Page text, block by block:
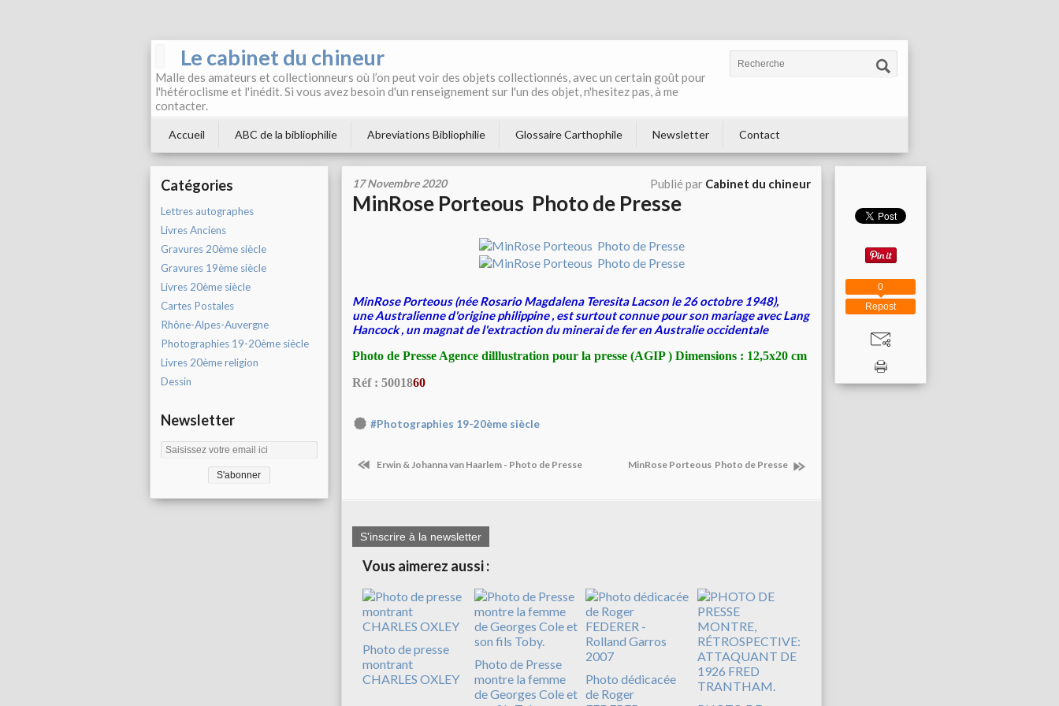
Le cabinet du chineur
Malle des amateurs et collectionneurs où l’on peut voir des objets collectionnés, avec un certain goût pour
l'hétéroclisme et l'inédit. Si vous avez besoin d'un renseignement sur l'un des objet, n'hesitez pas, à me
contacter.
Accueil ABC de la bibliophilie Abreviations Bibliophilie Glossaire Carthophile Newsletter Contact
Catégories
Lettres autographes
Livres Anciens
Gravures 20ème siècle
Gravures 19ème siècle
Livres 20ème siècle
Cartes Postales
Rhône-Alpes-Auvergne
Photographies 19-20ème siècle
Livres 20ème religion
Dessin
Newsletter
17 Novembre 2020 Publié par Cabinet du chineur
MinRose Porteous Photo de Presse
MinRose Porteous (née Rosario Magdalena Teresita Lacson le 26 octobre 1948),
une Australienne d'origine philippine , est surtout connue pour son mariage avec Lang
Hancock , un magnat de l'extraction du minerai de fer en Australie occidentale
Photo de Presse Agence dilllustration pour la presse (AGIP ) Dimensions : 12,5x20 cm
Réf : 5001860
#Photographies 19-20ème siècle
Erwin & Johanna van Haarlem - Photo de Presse MinRose Porteous Photo de Presse
S'inscrire à la newsletter
Vous aimerez aussi :
Photo de presse
montrant
CHARLES OXLEY
Photo de Presse
montre la femme
de Georges Cole et
Photo dédicacée
de Roger
Repost
0